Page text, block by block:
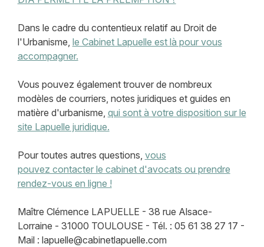
Dans le cadre du contentieux relatif au Droit de
l'Urbanisme, le Cabinet Lapuelle est là pour vous
accompagner.
Vous pouvez également trouver de nombreux
modèles de courriers, notes juridiques et guides en
matière d'urbanisme, qui sont à votre disposition sur le
site Lapuelle juridique.
Pour toutes autres questions, vous
pouvez contacter le cabinet d'avocats ou prendre
rendez-vous en ligne !
Maître Clémence LAPUELLE - 38 rue Alsace-
Lorraine - 31000 TOULOUSE - Tél. : 05 61 38 27 17 -
Mail : lapuelle@cabinetlapuelle.com